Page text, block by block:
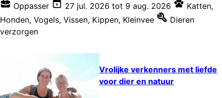
Oppasser 27 jul. 2026 tot 9 aug. 2026 Katten,
Honden, Vogels, Vissen, Kippen, Kleinvee
Dieren
verzorgen
Vrolijke verkenners met liefde
voor dier en natuur